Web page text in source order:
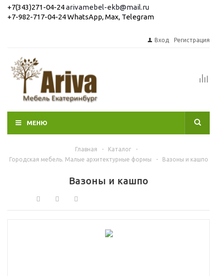
+7(343)271-04-24arivamebel-ekb@mail.ru
+7-982-717-04-24 WhatsApp, Max, Telegram
Вход Регистрация
МЕНЮ
Главная - Каталог
-
Городская мебель. Малые архитектурные формы
- Вазоны и кашпо
Вазоны и кашпо